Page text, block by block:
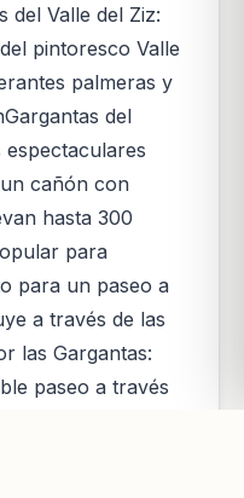
del Valle del Ziz:
pintoresco Valle
palmeras y
del
espectaculares
cañón con
hasta 300
para
para un paseo a
a través de las
las Gargantas:
paseo a través